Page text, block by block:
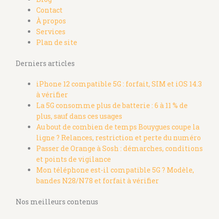
Contact
À propos
Services
Plan de site
Derniers articles
iPhone 12 compatible 5G : forfait, SIM et iOS 14.3
à vérifier
La 5G consomme plus de batterie : 6 à 11 % de
plus, sauf dans ces usages
Au bout de combien de temps Bouygues coupe la
ligne ? Relances, restriction et perte du numéro
Passer de Orange à Sosh : démarches, conditions
et points de vigilance
Mon téléphone est-il compatible 5G ? Modèle,
bandes N28/N78 et forfait à vérifier
Nos meilleurs contenus